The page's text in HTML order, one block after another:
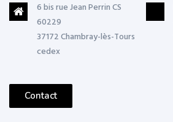
6 bis rue Jean Perrin CS
60229
37172 Chambray-lès-Tours
cedex
Contact